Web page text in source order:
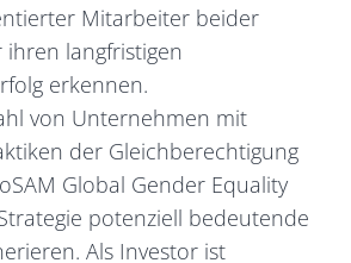
Mitarbeiter beider
langfristigen
erkennen.
von Unternehmen mit
der Gleichberechtigung
Global Gender Equality
potenziell bedeutende
Als Investor ist